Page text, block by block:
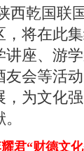
西乾国联
，将在此
讲座、游
友会等活
，为文化
君“财德文